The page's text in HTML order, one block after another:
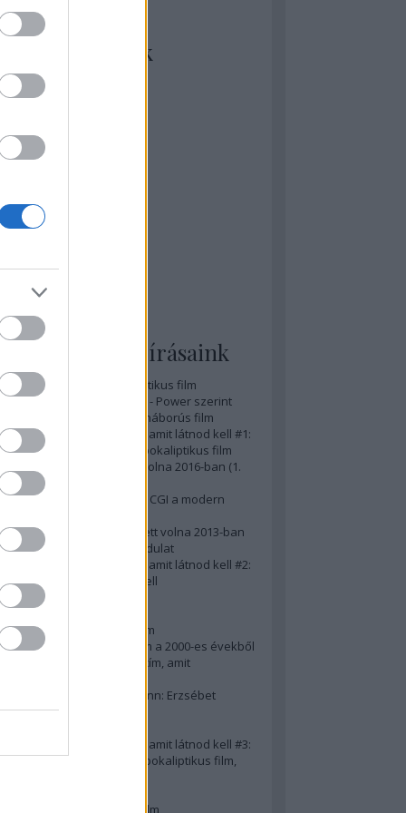
szívesen
nézünk/olvasunk
szerint
Joint
Mánia app
meg az ember!
& Calzone
A legolvasottabb írásaink
A 20 legjobb posztapokaliptikus film
A 15 legjobb időutazós film - Power szerint
A 10 legjobb második világháborús film
50 posztapokaliptikus film, amit látnod kell #1:
A 10 legkreatívabb posztapokaliptikus film
20 film, amit látnod kellett volna 2016-ban (1.
rész)
Ezért néz ki borzasztóan a CGI a modern
15(+1) film, amit látnod kellett volna 2013-ban
A 15 legnagyobb filmes fordulat
50 posztapokaliptikus film, amit látnod kell #2:
10 zombifilm, amit látnod kell
A 10 legjobb gengszterfilm
A 10 legjobb Brad Pitt-film
A 10 legjobb Mel Gibson-film
Az igazi 10 legjobb akciófilm a 2000-es évekből
10 iszonyatos magyar filmcím, amit
Könyvkritika: Brigitte Hamann: Erzsébet
királyné (2019)
50 posztapokaliptikus film, amit látnod kell #3:
10 (nem is annyira) posztapokaliptikus film,
A 10 legjobb Matt Damon-film